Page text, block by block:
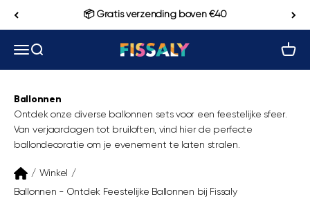
📦 Gratis verzending boven €40
Navigatiemenu openen
Zoeken openen Fissaly
Ballonnen
Ontdek onze diverse ballonnen sets voor een feestelijke sfeer.
Van verjaardagen tot bruiloften, vind hier de perfecte
ballondecoratie om je evenement te laten stralen.
/ Winkel
/
Ballonnen - Ontdek Feestelijke Ballonnen bij Fissaly